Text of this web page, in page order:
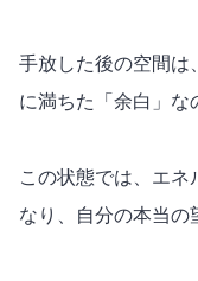
手放した後の空間は
に満ちた「余白」な
この状態では、エネ
なり、自分の本当の